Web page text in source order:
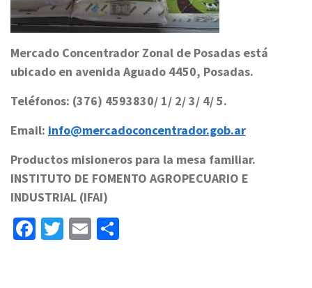
Mercado Concentrador Zonal de Posadas está
ubicado en avenida Aguado 4450, Posadas.
Teléfonos: (376) 4593830/ 1/ 2/ 3/ 4/ 5.
Email: info@mercadoconcentrador.gob.ar
Productos misioneros para la mesa familiar.
INSTITUTO DE FOMENTO AGROPECUARIO E
INDUSTRIAL (IFAI)
Facebook
Twitter
Email